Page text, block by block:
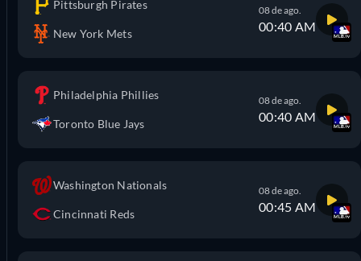
Pittsburgh Pirates
New York Mets
08 de ago.
00:40 AM
Philadelphia Phillies
Toronto Blue Jays
08 de ago.
00:40 AM
Washington Nationals
Cincinnati Reds
08 de ago.
00:45 AM